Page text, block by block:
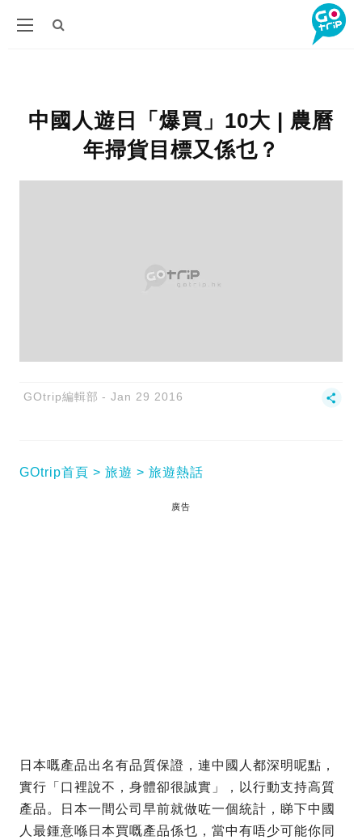
中國人遊日「爆買」10大 | 農曆
年掃貨目標又係乜？
GOtrip編輯部 Jan 29 2016
GOtrip首頁 旅遊 旅遊熱話
廣告
日本嘅產品出名有品質保證，連中國人都深明呢點，
實行「口裡說不，身體卻很誠實」，以行動支持高質
產品。日本一間公司早前就做咗一個統計，睇下中國
人最鍾意喺日本買嘅產品係乜 ，當中有唔少可能你同